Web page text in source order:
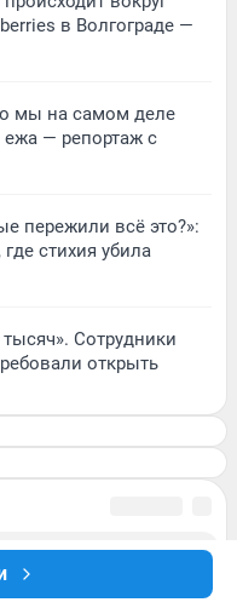
в Волгограде —
мы на самом деле
— репортаж с
пережили всё это?»:
стихия убила
Сотрудники
открыть